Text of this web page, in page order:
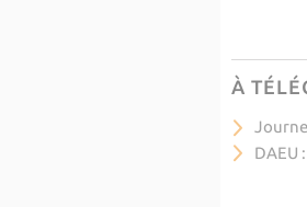
À
DAEU